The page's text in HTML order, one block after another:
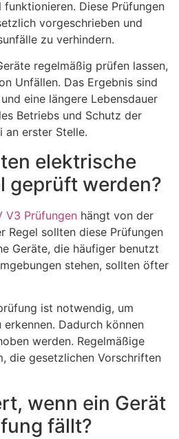
Diese Prüfungen
vorgeschrieben und
zu verhindern.
regelmäßig prüfen lassen,
Unfällen. Das Ergebnis sind
eine längere Lebensdauer
Betriebs und Schutz der
an erster Stelle.
elektrische
geprüft werden?
V3 Prüfungen hängt von der
Regel sollten diese Prüfungen
Geräte, die häufiger benutzt
stehen, sollten öfter
ist notwendig, um
Dadurch können
werden. Regelmäßige
die gesetzlichen Vorschriften
wenn ein Gerät
fällt?